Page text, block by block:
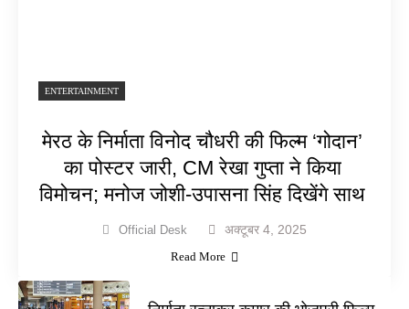
ENTERTAINMENT
मेरठ के निर्माता विनोद चौधरी की फिल्म ‘गोदान’
का पोस्टर जारी, CM रेखा गुप्ता ने किया
विमोचन; मनोज जोशी-उपासना सिंह दिखेंगे साथ
Official Desk अक्टूबर 4, 2025
Read More